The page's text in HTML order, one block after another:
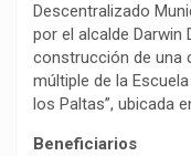
Descentralizado
por el alcalde Darwin
construcción de una
múltiple de la
los Paltas”, ubicada
Beneficiarios